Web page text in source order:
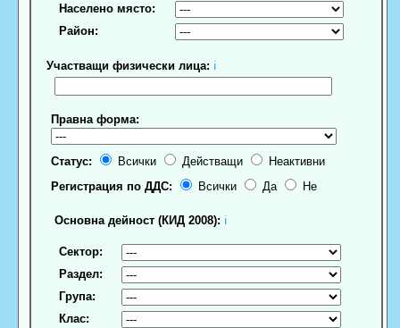
Населено място:
Район:
Участващи физически лица: ℹ
Правна форма:
Статус: Всички Действащи
Неактивни
Регистрация по ДДС:
Всички Да Не
Основна дейност (КИД 2008): ℹ
Сектор:
Раздел:
Група:
Клас: